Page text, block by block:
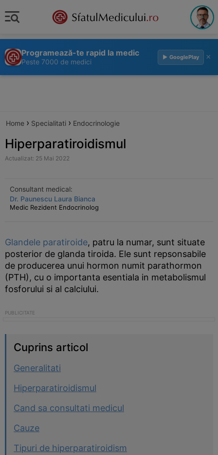
Programează-te rapid la medic
Peste 7000 de medici
▶ GooglePlay ×
Home › Specialitati › Endocrinologie
Hiperparatiroidismul
Actualizat: 25 Mai 2022
Consultant medical:
Dr. Paunescu Laura Bianca
Medic Rezident Endocrinolog
Glandele paratiroide, patru la numar, sunt situate
posterior de glanda tiroida. Ele sunt repsonsabile
de producerea unui hormon numit parathormon
(PTH), cu o importanta esentiala in metabolismul
fosforului si al calciului.
Cuprins articol
Generalitati
Hiperparatiroidismul
Cand sa consultati medicul
Cauze
Tipuri de hiperparatiroidism